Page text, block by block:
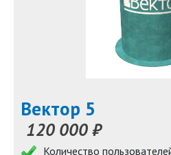
Вектор 5
120 000 ₽
Количество